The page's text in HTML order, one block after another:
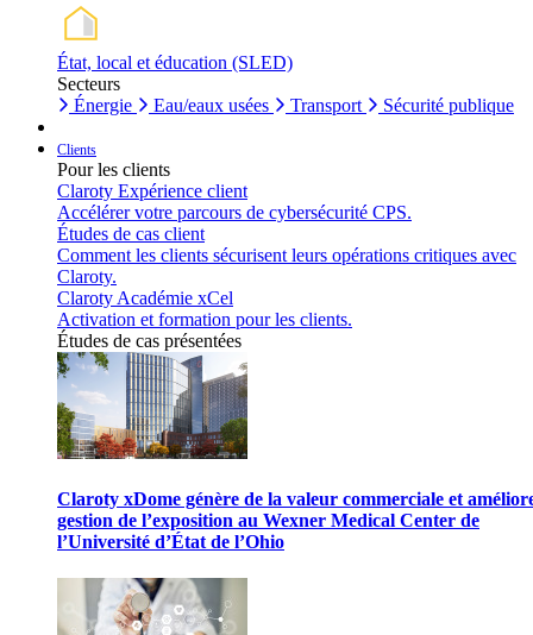
État, local et éducation (SLED)
Secteurs
Énergie
Eau/eaux usées Transport Sécurité publique
Clients
Pour les clients
Claroty Expérience client
Accélérer votre parcours de cybersécurité CPS.
Études de cas client
Comment les clients sécurisent leurs opérations critiques avec
Claroty.
Claroty Académie xCel
Activation et formation pour les clients.
Études de cas présentées
Claroty xDome génère de la valeur commerciale et
gestion de l’exposition au Wexner Medical Center de
l’Université d’État de l’Ohio